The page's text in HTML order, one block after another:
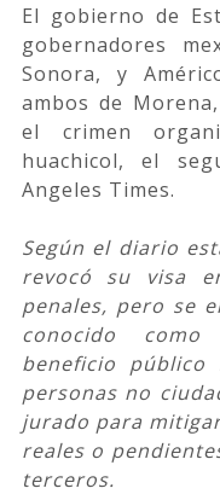
El gobierno de
gobernadores
Sonora, y
ambos de
el crimen
huachicol, el
Angeles Times.
Según el diario
revocó su visa
penales, pero se
conocido
beneficio
personas no
jurado para
reales o
terceros.